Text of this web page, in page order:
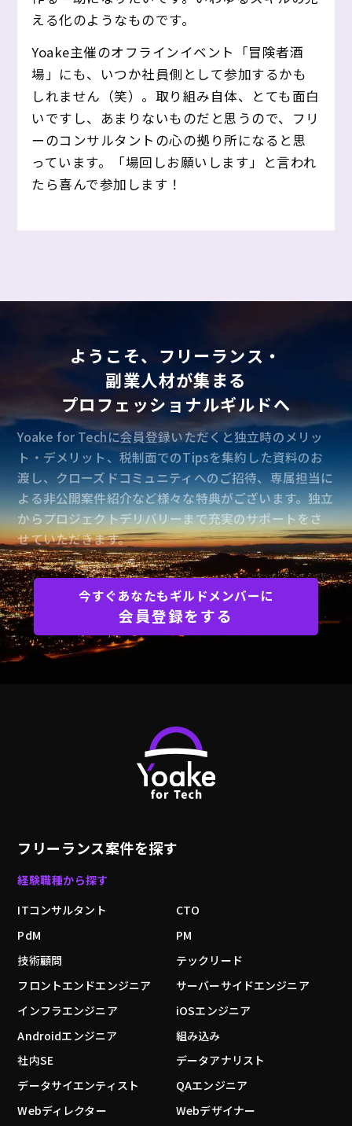
える化のようなものです。
Yoake主催のオフラインイベント「冒険者酒
場」にも、いつか社員側として参加するかも
しれません（笑）。取り組み自体、とても面白
いですし、あまりないものだと思うので、フリ
ーのコンサルタントの心の拠り所になると思
っています。「場回しお願いします」と言われ
たら喜んで参加します！
ようこそ、フリーランス・
副業人材が集まる
プロフェッショナルギルドへ
Yoake for Techに会員登録いただくと独立時のメリッ
ト・デメリット、税制面でのTipsを集約した資料のお
渡し、クローズドコミュニティへのご招待、専属担当に
よる非公開案件紹介など様々な特典がございます。独立
からプロジェクトデリバリーまで充実のサポートをさ
せていただきます。
今すぐあなたもギルドメンバーに
会員登録をする
フリーランス案件を探す
経験職種から探す
ITコンサルタント
CTO
PdM
PM
技術顧問
テックリード
フロントエンドエンジニア
サーバーサイドエンジニア
インフラエンジニア
iOSエンジニア
Androidエンジニア
組み込み
社内SE
データアナリスト
データサイエンティスト
QAエンジニア
Webディレクター
Webデザイナー